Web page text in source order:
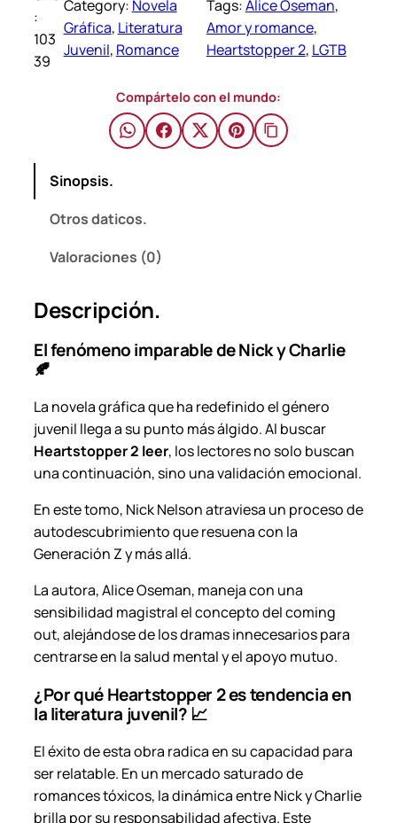
s
t
o
p
2
A
O
e
m
a
n
.
c
n
t
i
d
d
:
103
39
Category: Novela
Gráfica, Literatura
Juvenil, Romance
Tags:Alice Oseman
Amor y romance
Heartstopper 2, LGTB
Compártelo con el mundo:
Sinopsis.
Otros daticos.
Valoraciones (0)
Descripción.
El fenómeno imparable de Nick y Charlie
🍂
La novela gráfica que ha redefinido el género
juvenil llega a su punto más álgido. Al buscar
Heartstopper 2 leer, los lectores no solo buscan
una continuación, sino una validación emocional.
En este tomo, Nick Nelson atraviesa un proceso de
autodescubrimiento que resuena con la
Generación Z y más allá.
La autora, Alice Oseman, maneja con una
sensibilidad magistral el concepto delcoming
out, alejándose de los dramas innecesarios para
centrarse en la salud mental y el apoyo mutuo.
¿Por qué Heartstopper 2 es tendencia en
la literatura juvenil? 📈
El éxito de esta obra radica en su capacidad para
serrelatable. En un mercado saturado de
romances tóxicos, la dinámica entre Nick y Charlie
brilla por su responsabilidad afectiva. Este